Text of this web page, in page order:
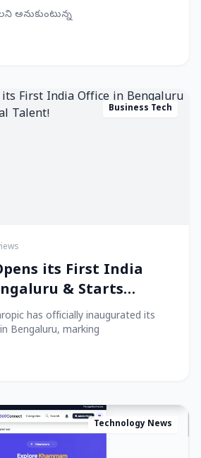
అనుకుంటున్న
Business Tech
its First India
& Starts
Talent!
has officially inaugurated its
Bengaluru, marking
Technology News